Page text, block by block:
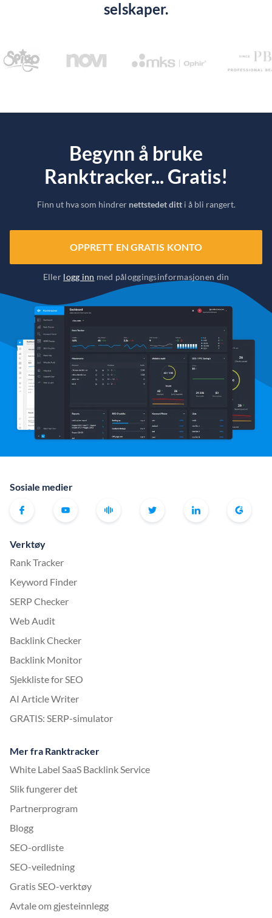
selskaper.
Begynn å bruke
Ranktracker... Gratis!
Finn ut hva som hindrer nettstedet ditti å bli rangert.
OPPRETT EN GRATIS KONTO
Eller logg inn med påloggingsinformasjonen din
Sosiale medier
Verktøy
Rank Tracker
Keyword Finder
SERP Checker
Web Audit
Backlink Checker
Backlink Monitor
Sjekkliste for SEO
AI Article Writer
GRATIS: SERP-simulator
Mer fra Ranktracker
White Label SaaS Backlink Service
Slik fungerer det
Partnerprogram
Blogg
SEO-ordliste
SEO-veiledning
Gratis SEO-verktøy
Avtale om gjesteinnlegg